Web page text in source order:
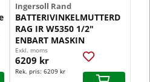
Ingersoll Rand
BATTERIVINKELMUTTERD
RAG IR W5350 1/2"
ENBART MASKIN
Exkl. moms
6209 kr
Rek. pris: 6209 kr